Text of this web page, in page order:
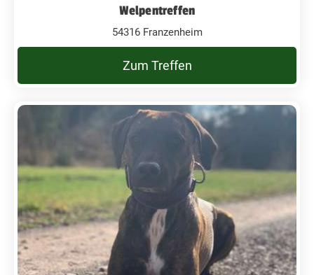
Welpentreffen
54316 Franzenheim
Zum Treffen